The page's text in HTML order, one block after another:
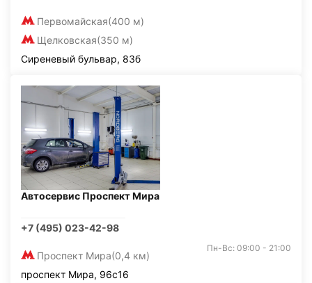
Первомайская(400 м)
Щелковская(350 м)
Сиреневый бульвар, 83б
Автосервис Проспект Мира
+7 (495) 023-42-98
Проспект Мира(0,4 км)
Пн-Вс: 09:00 - 21:00
проспект Мира, 96с16